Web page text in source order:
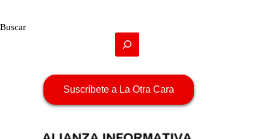
Buscar
Suscríbete a La Otra Cara